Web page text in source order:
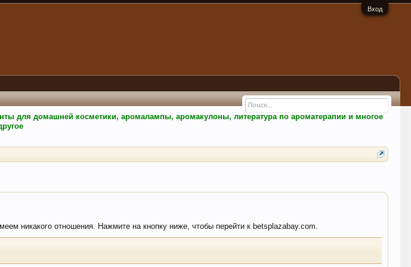
Вход
для домашней косметики, аромалампы, аромакулоны, литература по ароматерапии и многое
никакого отношения. Нажмите на кнопку ниже, чтобы перейти к betsplazabay.com.